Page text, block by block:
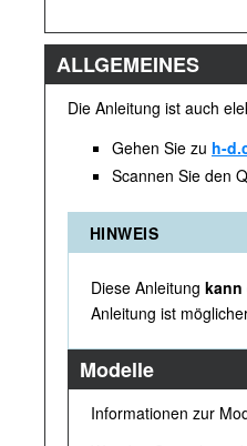
ALLGEMEINES
Die Anleitung ist auch
Gehen Sie zu h-
Scannen Sie den
HINWEIS
Diese Anleitung kann
Anleitung ist
Modelle
Informationen zur